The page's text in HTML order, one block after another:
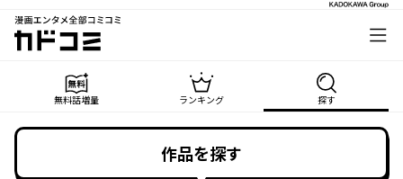
漫画エンタメ全部コミコミ
カドコミ
無料話増量 ランキング 探す
作品を探す